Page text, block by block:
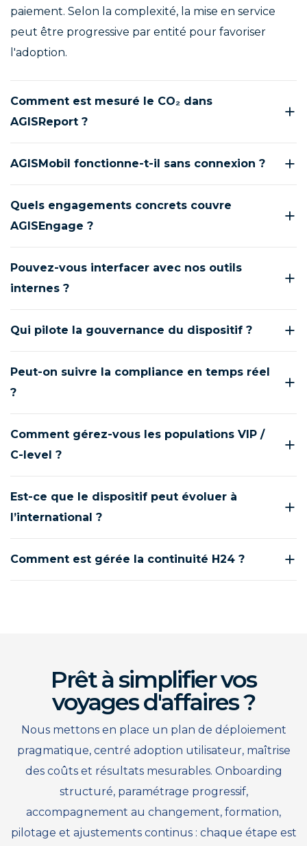
paiement. Selon la complexité, la mise en service
peut être progressive par entité pour favoriser
l'adoption.
Comment est mesuré le CO₂ dans
AGISReport ?
AGISMobil fonctionne-t-il sans connexion ?
Quels engagements concrets couvre
AGISEngage ?
Pouvez-vous interfacer avec nos outils
internes ?
Qui pilote la gouvernance du dispositif ?
Peut-on suivre la compliance en temps réel
?
Comment gérez-vous les populations VIP /
C-level ?
Est-ce que le dispositif peut évoluer à
l’international ?
Comment est gérée la continuité H24 ?
Prêt à simplifier vos
voyages d'affaires ?
Nous mettons en place un plan de déploiement
pragmatique, centré adoption utilisateur, maîtrise
des coûts et résultats mesurables. Onboarding
structuré, paramétrage progressif,
accompagnement au changement, formation,
pilotage et ajustements continus : chaque étape est